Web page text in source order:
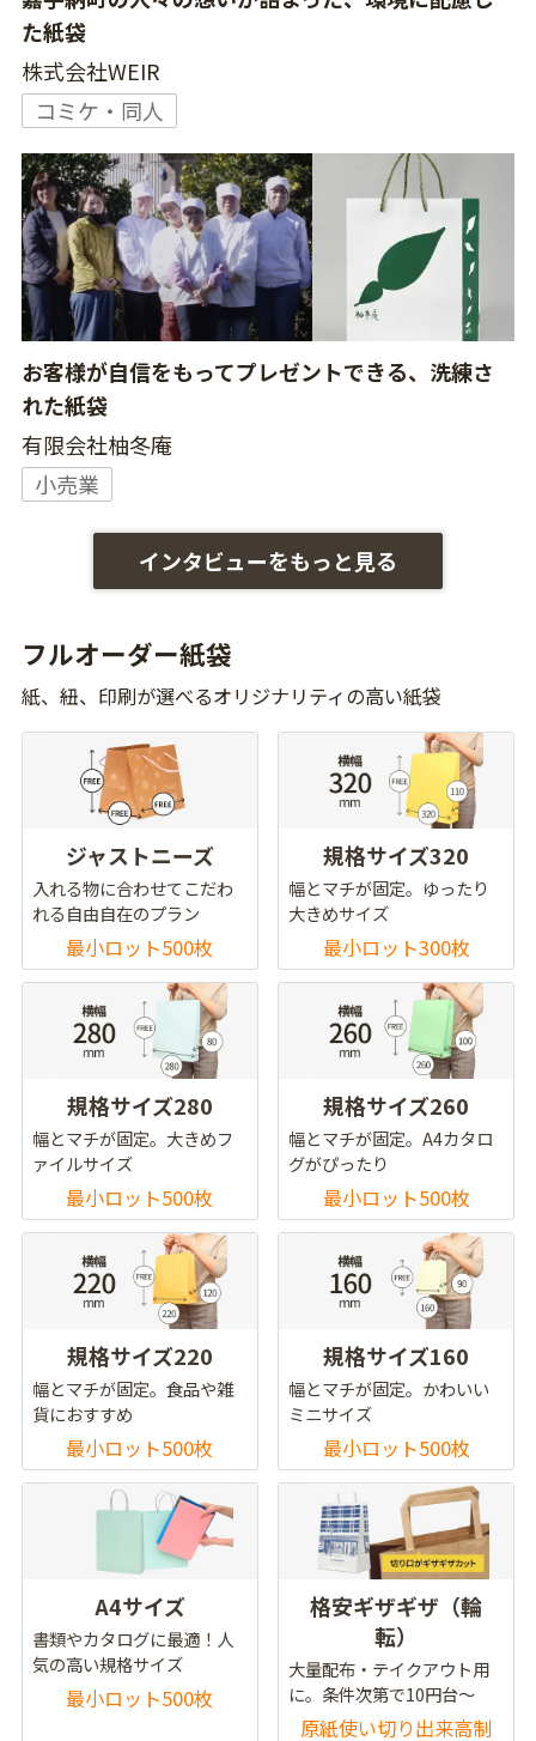
た紙袋
株式会社WEIR
コミケ・同人
お客様が自信をもってプレゼントできる、洗練さ
れた紙袋
有限会社柚冬庵
小売業
インタビューをもっと見る
フルオーダー紙袋
紙、紐、印刷が選べるオリジナリティの高い紙袋
ジャストニーズ
入れる物に合わせてこだわ
れる自由自在のプラン
最小ロット500枚
規格サイズ320
幅とマチが固定。ゆったり
大きめサイズ
最小ロット300枚
規格サイズ280
幅とマチが固定。大きめフ
ァイルサイズ
最小ロット500枚
規格サイズ260
幅とマチが固定。A4カタロ
グがぴったり
最小ロット500枚
規格サイズ220
幅とマチが固定。食品や雑
貨におすすめ
最小ロット500枚
規格サイズ160
幅とマチが固定。かわいい
ミニサイズ
最小ロット500枚
A4サイズ
書類やカタログに最適！人
気の高い規格サイズ
最小ロット500枚
格安ギザギザ（輪
転）
大量配布・テイクアウト用
に。条件次第で10円台～
原紙使い切り出来高制